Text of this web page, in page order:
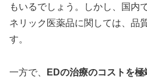
もいるでしょう。しかし、国内
ネリック医薬品に関しては、品
す。
一方で、
EDの治療のコストを